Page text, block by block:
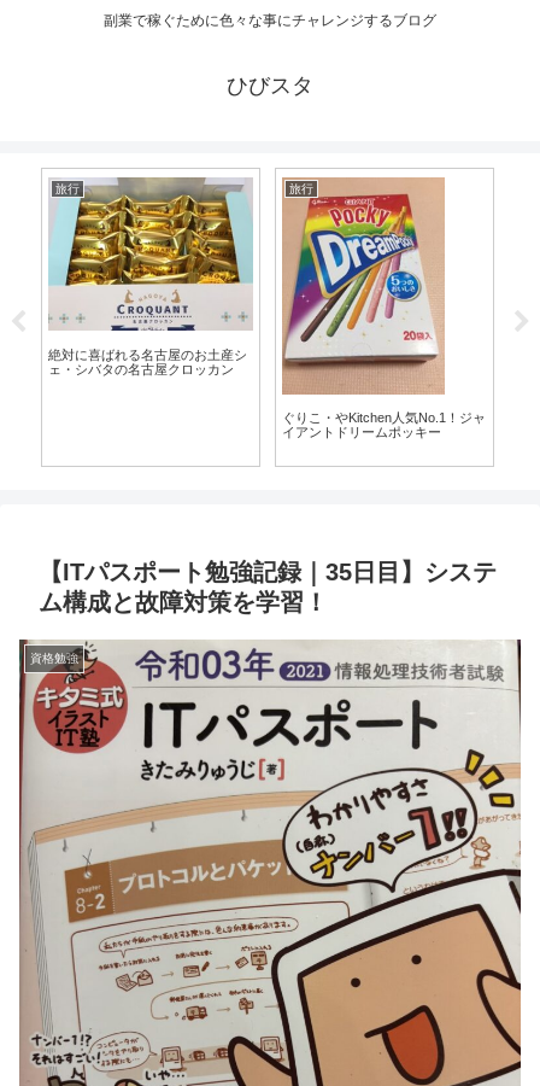
副業で稼ぐために色々な事にチャレンジするブログ
ひびスタ
旅行
絶対に喜ばれる名古屋のお土産シ
ェ・シバタの名古屋クロッカン
旅行
ぐりこ・やKitchen人気No.1！ジャ
イアントドリームポッキー
【ITパスポート勉強記録｜35日目】システ
ム構成と故障対策を学習！
資格勉強